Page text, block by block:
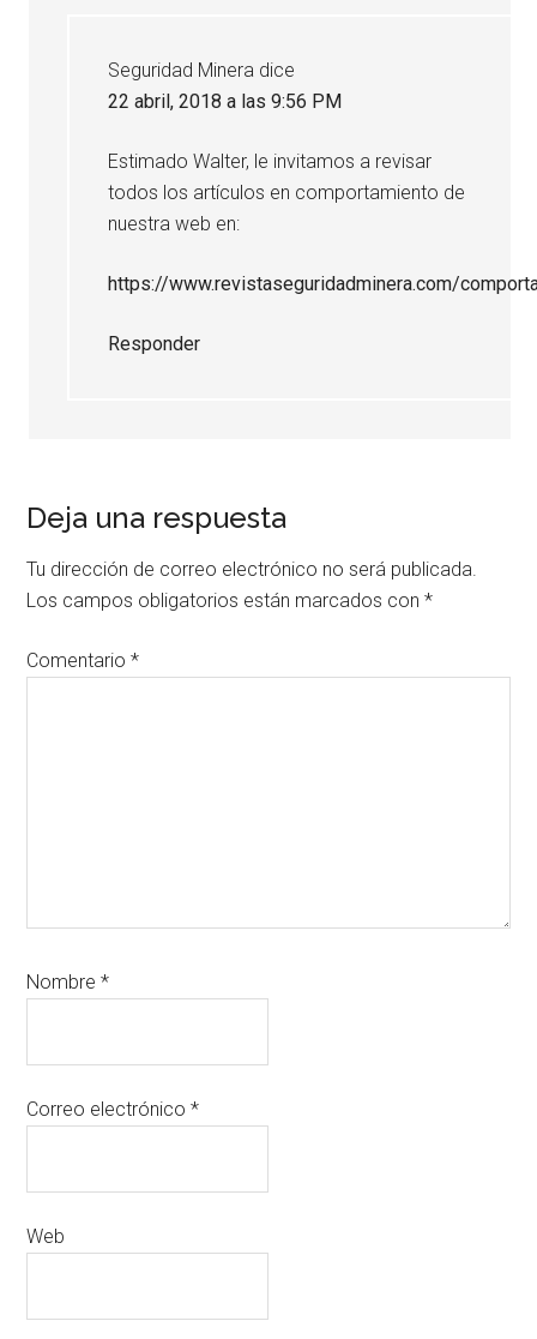
Seguridad Minera dice
22 abril, 2018 a las 9:56 PM
Estimado Walter, le invitamos a revisar
todos los artículos en comportamiento de
nuestra web en:
https://www.revistaseguridadminera.com/
Responder
Deja una respuesta
Tu dirección de correo electrónico no será publicada.
Los campos obligatorios están marcados con*
Comentario*
Nombre*
Correo electrónico*
Web